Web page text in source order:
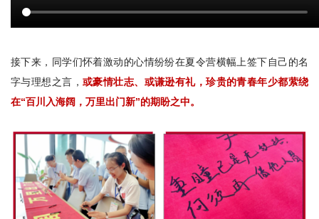
接下来，同学们怀着激动的心情纷纷在夏令营横幅上签下自己的名
字与理想之言， 或豪情壮志、或谦逊有礼，珍贵的青春年少都萦绕
在“百川入海阔，万里出门新”的期盼之中。